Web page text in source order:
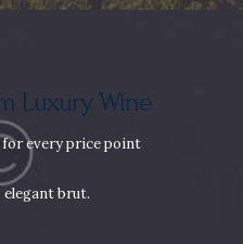
Luxury Wine
every price point
brut.